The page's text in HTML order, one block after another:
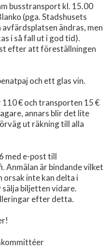
busstransport kl. 15.00
(pga. Stadshusets
ändras, men
i så fall ut i god tid).
efter att föreställningen
och ett glas vin.
€ och transporten 15 €
annars blir det lite
ut räkning till alla
med e-post till
Anmälan är bindande vilket
orsak inte kan delta i
biljetten vidare.
efter detta.